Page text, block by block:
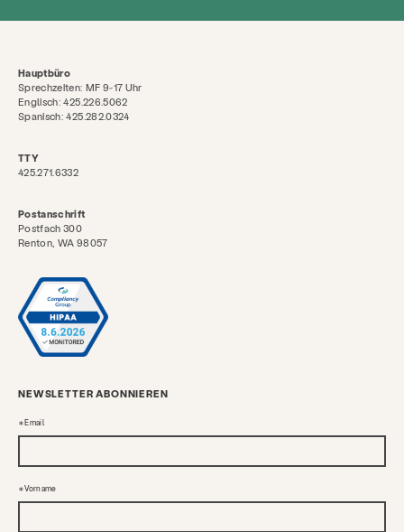
Hauptbüro
Sprechzeiten: MF 9-17 Uhr
Englisch: 425.226.5062
Spanisch: 425.282.0324
TTY
425.271.6332
Postanschrift
Postfach 300
Renton, WA 98057
NEWSLETTER ABONNIEREN
Email
Vorname